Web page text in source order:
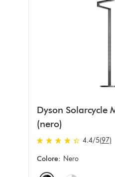
Dyson Solarcycle
(nero)
4.4 stars out of 5 from 97
4.4/5(97)
Colore: Nero
Options